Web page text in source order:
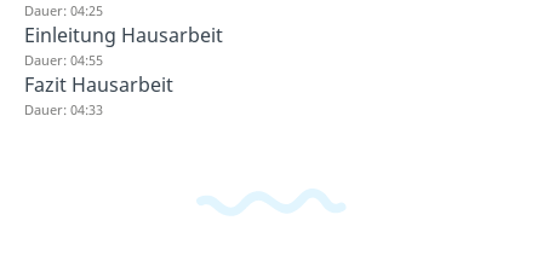
Dauer: 04:25
Einleitung Hausarbeit
Dauer: 04:55
Fazit Hausarbeit
Dauer: 04:33